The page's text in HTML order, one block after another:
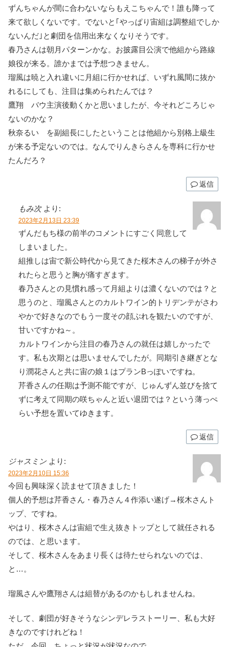
ずんちゃんが間に合わないならもえこちゃんで！誰も降って
来て欲しくないです。でないと｢やっぱり宙組は調整組でしか
ないんだ｣と劇団を信用出来なくなりそうです。
春乃さんは朝月パターンかな。お披露目公演で他組から路線
娘役が来る。誰かまでは予想つきません。
瑠風は暁と入れ違いに月組に行かせれば、いずれ風間に抜か
れるにしても、注目は集められたんでは？
鷹翔 バウ主演後動くかと思いましたが、今それどころじゃ
ないのかな？
秋奈るい を副組長にしたということは他組から別格上級生
が来る予定ないのでは。なんでりんきらさんを専科に行かせ
たんだろ？
返信
もみ次 より:
2023年2月13日 23:39
ずんだもち様の前半のコメントにすごく同意して
しまいました。
組推しは宙で新公時代から見てきた桜木さんの梯子が外さ
れたらと思うと胸が痛すぎます。
春乃さんとの見慣れ感って月組よりは濃くないのでは？と
思うのと、瑠風さんとのカルトワイン的トリデンテがさわ
やかで好きなのでもう一度その顔ぶれを観たいのですが、
甘いですかね～。
カルトワインから注目の春乃さんの就任は嬉しかったで
す。私も次期とは思いませんでしたが。同期引き継ぎとな
り潤花さんと共に宙の娘１はプランBっぽいですね。
芹香さんの任期は予測不能ですが、じゅんずん並びを捨て
ずに考えて同期の咲ちゃんと近い退団では？という薄っぺ
らい予想を置いてゆきます。
返信
ジャスミン より:
2023年2月10日 15:36
今回も興味深く読ませて頂きました！
個人的予想は芹香さん・春乃さん４作添い遂げ→桜木さんト
ップ、ですね。
やはり、桜木さんは宙組で生え抜きトップとして就任される
のでは、と思います。
そして、桜木さんをあまり長くは待たせられないのでは、
と…。
瑠風さんや鷹翔さんは組替があるのかもしれませんね。
そして、劇団が好きそうなシンデレラストーリー、私も大好
きなのですけれどね！